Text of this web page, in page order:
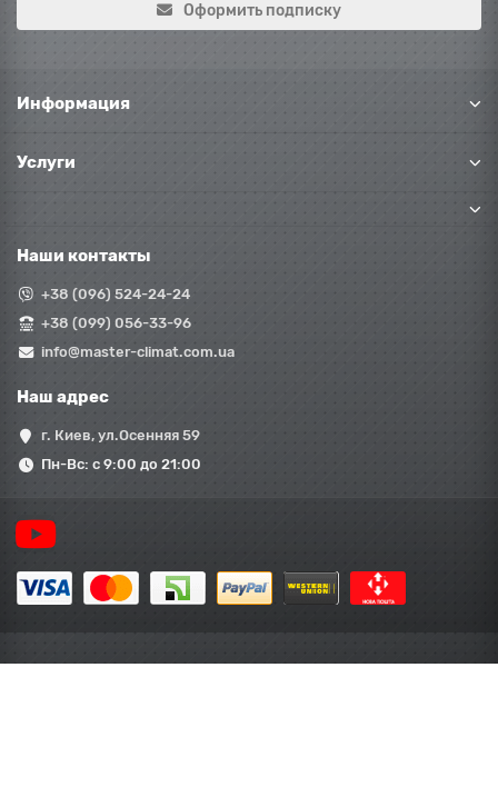
Оформить подписку
Информация
Услуги
Наши контакты
+38 (096) 524-24-24
+38 (099) 056-33-96
info@master-climat.com.ua
Наш адрес
г. Киев, ул.Осенняя 59
Пн-Вс: с 9:00 до 21:00